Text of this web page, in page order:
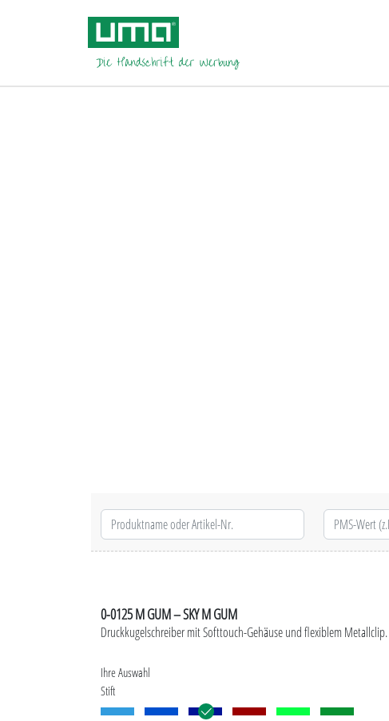
0-0125 M GUM – SKY M GUM
Druckkugelschreiber mit Softtouch-Gehäuse und flexiblem Metallclip.
Ihre Auswahl
Stift